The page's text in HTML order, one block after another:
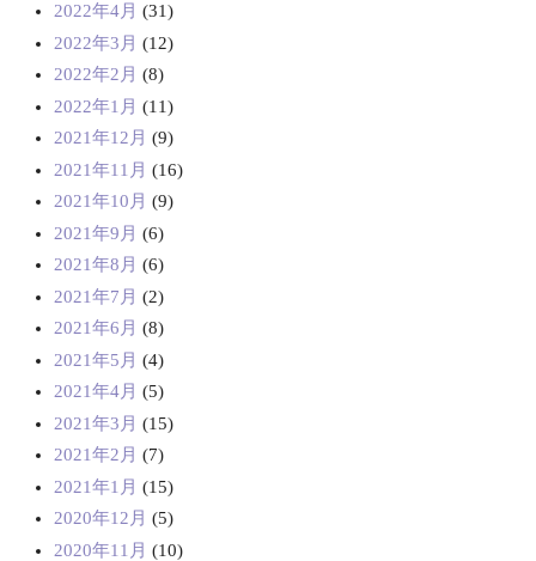
2022年4月 (31)
2022年3月 (12)
2022年2月 (8)
2022年1月 (11)
2021年12月 (9)
2021年11月 (16)
2021年10月 (9)
2021年9月 (6)
2021年8月 (6)
2021年7月 (2)
2021年6月 (8)
2021年5月 (4)
2021年4月 (5)
2021年3月 (15)
2021年2月 (7)
2021年1月 (15)
2020年12月 (5)
2020年11月 (10)